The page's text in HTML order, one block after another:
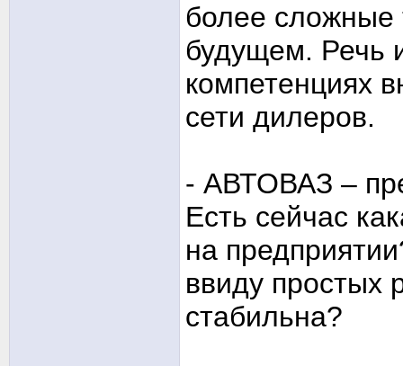
более сложные
будущем. Речь
компетенциях
сети дилеров.
- АВТОВАЗ –
Есть сейчас
на
ввиду простых
стабильна?